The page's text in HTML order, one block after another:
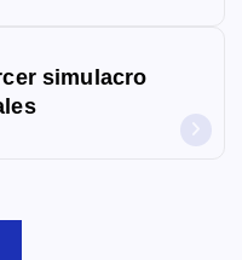
simulacro